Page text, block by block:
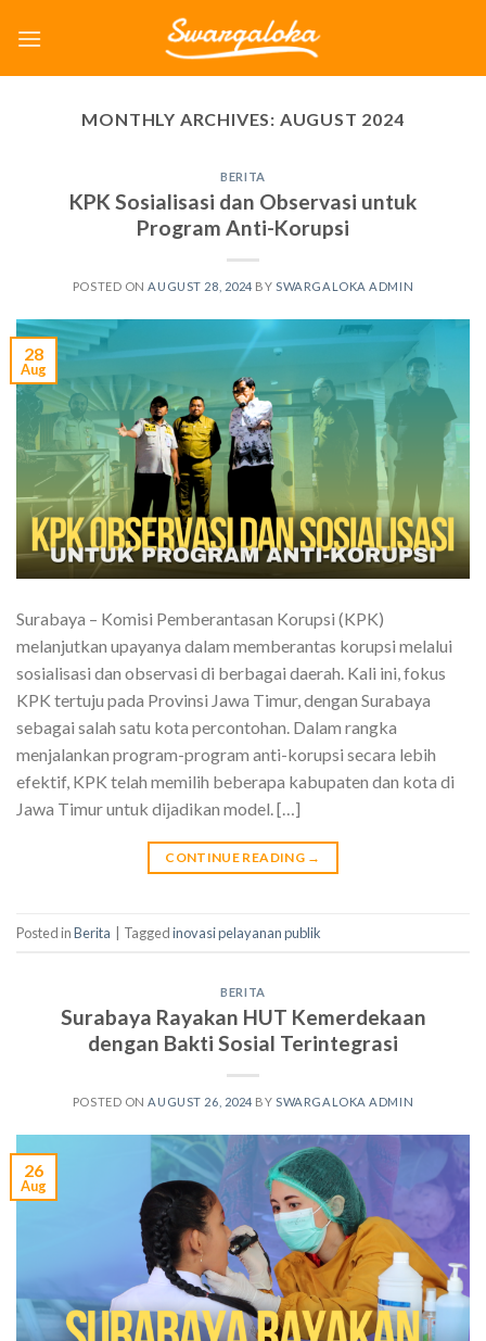
MONTHLY ARCHIVES: AUGUST 2024
BERITA
KPK Sosialisasi dan Observasi untuk
Program Anti-Korupsi
POSTED ON AUGUST 28, 2024 BY SWARGALOKA ADMIN
28
Aug
Surabaya – Komisi Pemberantasan Korupsi (KPK)
melanjutkan upayanya dalam memberantas korupsi melalui
sosialisasi dan observasi di berbagai daerah. Kali ini, fokus
KPK tertuju pada Provinsi Jawa Timur, dengan Surabaya
sebagai salah satu kota percontohan. Dalam rangka
menjalankan program-program anti-korupsi secara lebih
efektif, KPK telah memilih beberapa kabupaten dan kota di
Jawa Timur untuk dijadikan model. […]
CONTINUE READING →
Posted inBerita | Taggedinovasi pelayanan publik
BERITA
Surabaya Rayakan HUT Kemerdekaan
dengan Bakti Sosial Terintegrasi
POSTED ONAUGUST 26, 2024 BYSWARGALOKA ADMIN
26
Aug